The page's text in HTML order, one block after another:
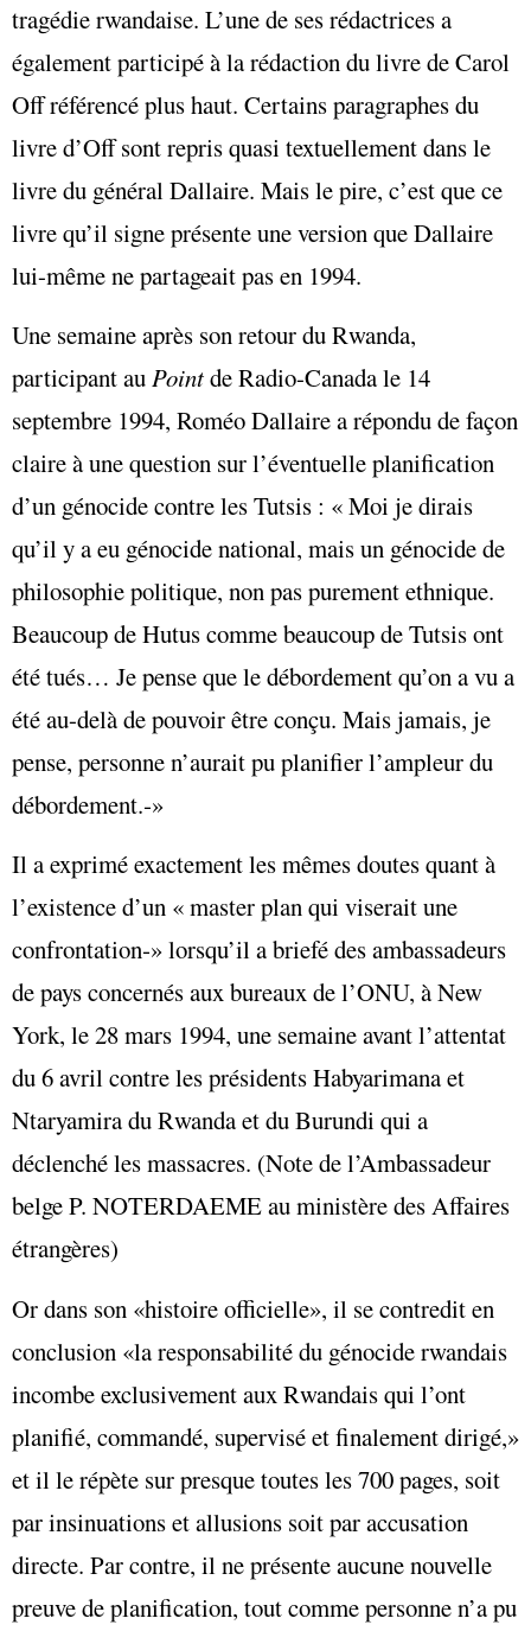
tragédie rwandaise. L’une de ses rédactrices a
également participé à la rédaction du livre de Carol
Off référencé plus haut. Certains paragraphes du
livre d’Off sont repris quasi textuellement dans le
livre du général Dallaire. Mais le pire, c’est que ce
livre qu’il signe présente une version que Dallaire
lui-même ne partageait pas en 1994.
Une semaine après son retour du Rwanda,
participant auPointde Radio-Canada le 14
septembre 1994, Roméo Dallaire a répondu de façon
claire à une question sur l’éventuelle planification
d’un génocide contre les Tutsis : « Moi je dirais
qu’il y a eu génocide national, mais un génocide de
philosophie politique, non pas purement ethnique.
Beaucoup de Hutus comme beaucoup de Tutsis ont
été tués… Je pense que le débordement qu’on a vu a
été au-delà de pouvoir être conçu. Mais jamais, je
pense, personne n’aurait pu planifier l’ampleur du
débordement.‑»
Il a exprimé exactement les mêmes doutes quant à
l’existence d’un « master plan qui viserait une
confrontation‑» lorsqu’il a briefé des ambassadeurs
de pays concernés aux bureaux de l’ONU, à New
York, le 28 mars 1994, une semaine avant l’attentat
du 6 avril contre les présidents Habyarimana et
Ntaryamira du Rwanda et du Burundi qui a
déclenché les massacres. (Note de l’Ambassadeur
belge P. NOTERDAEME au ministère des Affaires
étrangères)
Or dans son «histoire officielle», il se contredit en
conclusion «la responsabilité du génocide rwandais
incombe exclusivement aux Rwandais qui l’ont
planifié, commandé, supervisé et finalement dirigé,»
et il le répète sur presque toutes les 700 pages, soit
par insinuations et allusions soit par accusation
directe. Par contre, il ne présente aucune nouvelle
preuve de planification, tout comme personne n’a pu